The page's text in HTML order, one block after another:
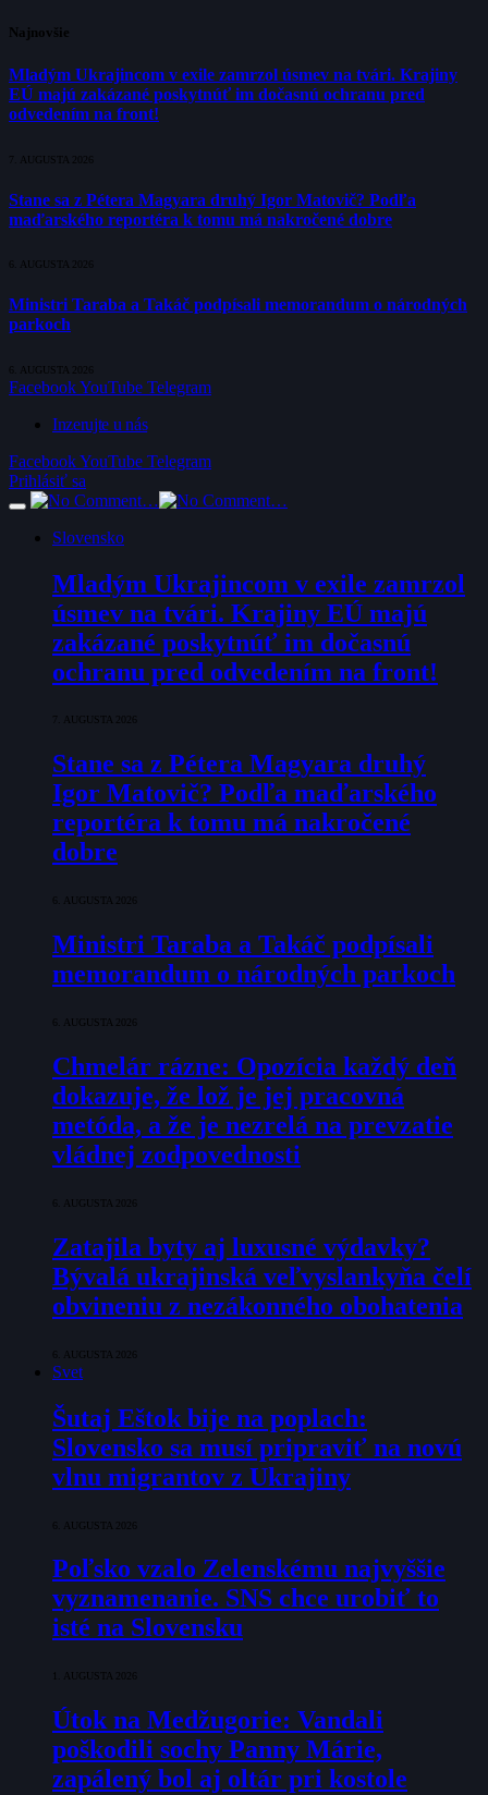
Najnovšie
Mladým Ukrajincom v exile zamrzol úsmev na tvári. Krajiny
EÚ majú zakázané poskytnúť im dočasnú ochranu pred
odvedením na front!
7. AUGUSTA 2026
Stane sa z Pétera Magyara druhý Igor Matovič? Podľa
maďarského reportéra k tomu má nakročené dobre
6. AUGUSTA 2026
Ministri Taraba a Takáč podpísali memorandum o národných
parkoch
6. AUGUSTA 2026
FacebookYouTube Telegram
Inzerujte u nás
FacebookYouTube Telegram
Prihlásiť sa
Slovensko
Mladým Ukrajincom v exile zamrzol
úsmev na tvári. Krajiny EÚ majú
zakázané poskytnúť im dočasnú
ochranu pred odvedením na front!
7. AUGUSTA 2026
Stane sa z Pétera Magyara druhý
Igor Matovič? Podľa maďarského
reportéra k tomu má nakročené
dobre
6. AUGUSTA 2026
Ministri Taraba a Takáč podpísali
memorandum o národných parkoch
6. AUGUSTA 2026
Chmelár rázne: Opozícia každý deň
dokazuje, že lož je jej pracovná
metóda, a že je nezrelá na prevzatie
vládnej zodpovednosti
6. AUGUSTA 2026
Zatajila byty aj luxusné výdavky?
Bývalá ukrajinská veľvyslankyňa čelí
obvineniu z nezákonného obohatenia
6. AUGUSTA 2026
Svet
Šutaj Eštok bije na poplach:
Slovensko sa musí pripraviť na novú
vlnu migrantov z Ukrajiny
6. AUGUSTA 2026
Poľsko vzalo Zelenskému najvyššie
vyznamenanie. SNS chce urobiť to
isté na Slovensku
1. AUGUSTA 2026
Útok na Medžugorie: Vandali
poškodili sochy Panny Márie,
zapálený bol aj oltár pri kostole